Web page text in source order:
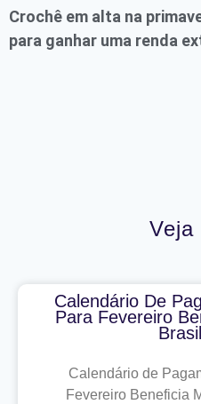
Crochê em alta na
para ganhar uma renda
Veja
Calendário De
Para Fevereiro
Calendário de
Fevereiro Beneficia